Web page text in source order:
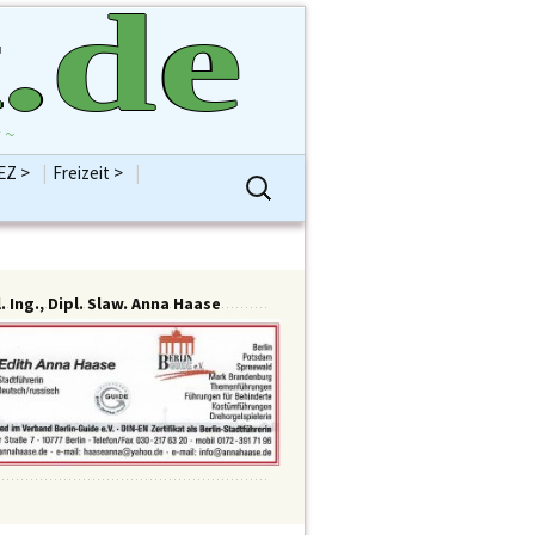
LINKE
FDP
SPD
Frau
Wegner
Abt Bauen
Abt Bürgerdienste
Abt Familie
Abt Finanzen H. Brockhausen
Berlin
>
|
Gesellschaft
Kommentar
Kostenlose Pinnwand
Kultur/Kunst
Schule
Senioren
Sonstiges
Alles KiEZ
Freizeit >
|
Religionen
Suchen
nach:
Ing., Dipl. Slaw. Anna Haase